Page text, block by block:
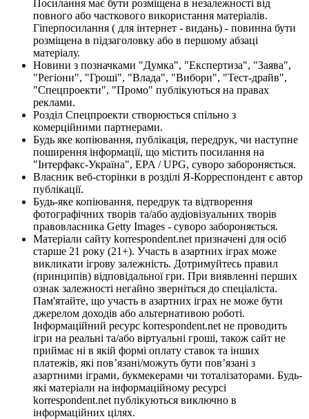
Посилання має бути розміщена в незалежності від
повного або часткового використання матеріалів.
Гіперпосилання ( для інтернет - видань) - повинна бути
розміщена в підзаголовку або в першому абзаці
матеріалу.
Новини з позначками "Думка", "Експертиза", "Заява",
"Регіони", "Гроші", "Влада", "Вибори", "Тест-драйв",
"Спецпроекти", "Промо" публікуються на правах
реклами.
Розділ Спецпроекти створюється спільно з
комерційними партнерами.
Будь яке копіювання, публікація, передрук, чи наступне
поширення інформації, що містить посилання на
"Інтерфакс-Україна", EPA / UPG, суворо забороняється.
Власник веб-сторінки в розділі Я-Корреспондент є автор
публікації.
Будь-яке копіювання, передрук та відтворення
фотографічних творів та/або аудіовізуальних творів
правовласника Getty Images - суворо забороняється.
Матеріали сайту korrespondent.net призначені для осіб
старше 21 року (21+). Участь в азартних іграх може
викликати ігрову залежність. Дотримуйтесь правил
(принципів) відповідальної гри. При виявленні перших
ознак залежності негайно зверніться до спеціаліста.
Пам'ятайте, що участь в азартних іграх не може бути
джерелом доходів або альтернативою роботі.
Інформаційний ресурс korrespondent.net не проводить
ігри на реальні та/або віртуальні гроші, також сайт не
приймає ні в якій формі оплату ставок та інших
платежів, які пов’язані/можуть бути пов’язані з
азартними іграми, букмекерами чи тоталізаторами. Будь-
які матеріали на інформаційному ресурсі
korrespondent.net публікуються виключно в
інформаційних цілях.